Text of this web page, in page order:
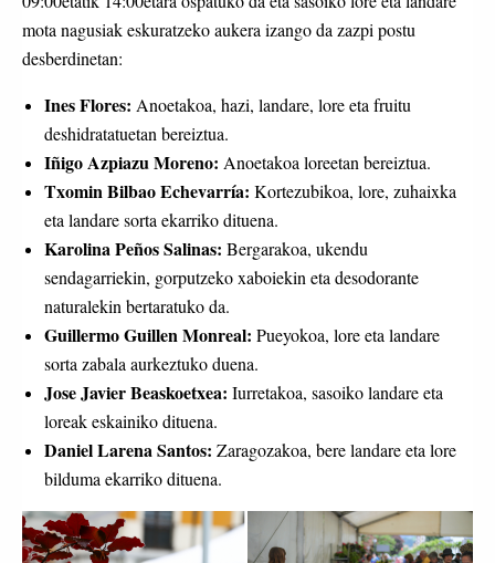
mota nagusiak eskuratzeko aukera izango da zazpi postu
desberdinetan:
Ines Flores: Anoetakoa, hazi, landare, lore eta fruitu
deshidratatuetan bereiztua.
Iñigo Azpiazu Moreno: Anoetakoa loreetan bereiztua.
Txomin Bilbao Echevarría: Kortezubikoa, lore, zuhaixka
eta landare sorta ekarriko dituena.
Karolina Peños Salinas: Bergarakoa, ukendu
sendagarriekin, gorputzeko xaboiekin eta desodorante
naturalekin bertaratuko da.
Guillermo Guillen Monreal: Pueyokoa, lore eta landare
sorta zabala aurkeztuko duena.
Jose Javier Beaskoetxea: Iurretakoa, sasoiko landare eta
loreak eskainiko dituena.
Daniel Larena Santos: Zaragozakoa, bere landare eta lore
bilduma ekarriko dituena.